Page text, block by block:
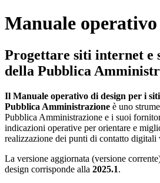
Manuale
Progettare siti internet e
della Pubblica
Il Manuale operativo di design per i
Pubblica Amministrazione è uno
Pubblica Amministrazione e i suoi
indicazioni operative per orientare e
realizzazione dei punti di contatto digitali
La versione aggiornata (versione
design corrisponde alla 2025.1.